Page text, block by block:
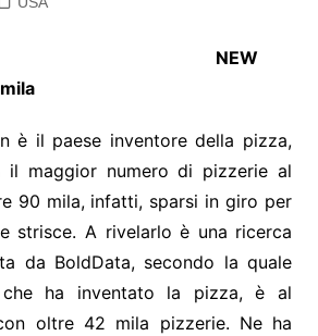
NEW
è il paese inventore della pizza,
il maggior numero di pizzerie al
90 mila, infatti, sparsi in giro per
strisce. A rivelarlo è una ricerca
da BoldData, secondo la quale
che ha inventato la pizza, è al
oltre 42 mila pizzerie. Ne ha